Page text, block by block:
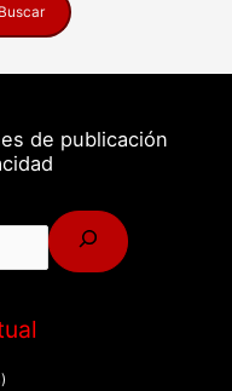
de publicación